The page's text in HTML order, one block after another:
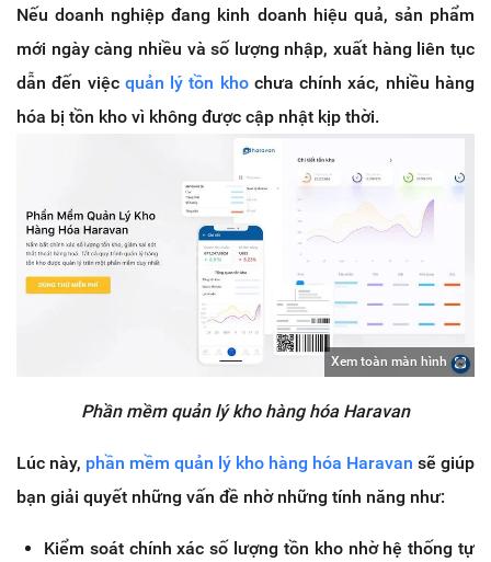
Nếu doanh nghiệp đang kinh doanh hiệu quả, sản phẩm
mới ngày càng nhiều và số lượng nhập, xuất hàng liên tục
dẫn đến việc quản lý tồn khochưa chính xác, nhiều hàng
hóa bị tồn kho vì không được cập nhật kịp thời.
Xem toàn màn hình
Phần mềm quản lý kho hàng hóa Haravan
Lúc này, phần mềm quản lý kho hàng hóa Haravan sẽ giúp
bạn giải quyết những vấn đề nhờ những tính năng như:
Kiểm soát chính xác số lượng tồn kho nhờ hệ thống tự